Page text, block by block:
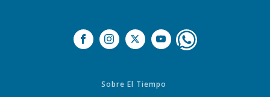
Sobre El Tiempo